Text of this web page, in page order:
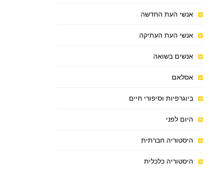
אנשי העת החדשה
אנשי העת העתיקה
אנשים בשואה
אסלאם
ביוגרפיות וסיפורי חיים
היום לפני
היסטוריה חברתית
היסטוריה כלכלית